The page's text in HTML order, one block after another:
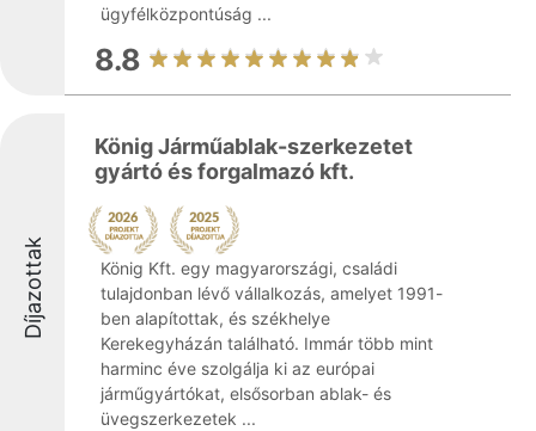
ügyfélközpontúság ...
8.8
Díjazottak
König Járműablak-szerkezetet
gyártó és forgalmazó kft.
König Kft. egy magyarországi, családi
tulajdonban lévő vállalkozás, amelyet 1991-
ben alapítottak, és székhelye
Kerekegyházán található. Immár több mint
harminc éve szolgálja ki az európai
járműgyártókat, elsősorban ablak- és
üvegszerkezetek ...